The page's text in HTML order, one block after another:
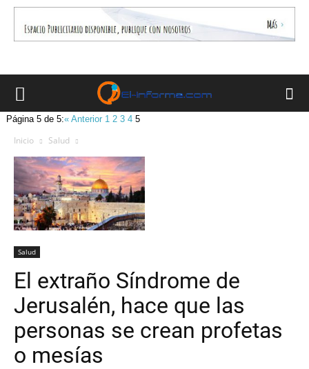
Página 5 de 5:« Anterior 1 2 3 4 5
Inicio Salud
Salud
El extraño Síndrome de
Jerusalén, hace que las
personas se crean profetas
o mesías